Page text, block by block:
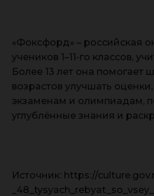
«Фоксфорд» – российская
учеников 1–11-го классов,
Более 13 лет она помогает
возрастов улучшать оценки,
экзаменам и олимпиадам,
углублённые знания и
Источник: https://